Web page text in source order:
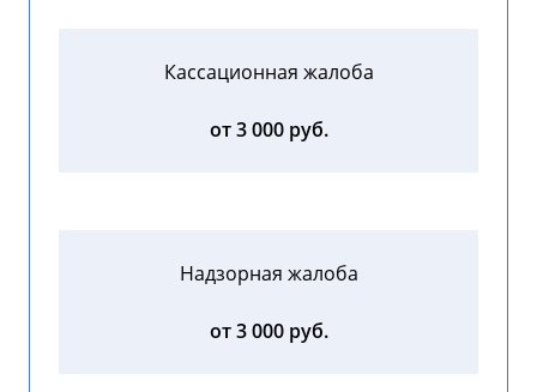
Кассационная жалоба
от 3 000 руб.
Надзорная жалоба
от 3 000 руб.